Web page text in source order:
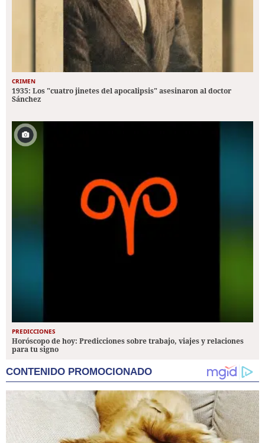
CRIMEN
1935: Los "cuatro jinetes del apocalipsis" asesinaron al doctor
Sánchez
PREDICCIONES
Horóscopo de hoy: Predicciones sobre trabajo, viajes y relaciones
para tu signo
CONTENIDO PROMOCIONADO